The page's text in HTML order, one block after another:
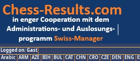
Logged on: Gast
Arabic ARM AZE BIH BUL CAT CHN CRO CZE DEN ENG